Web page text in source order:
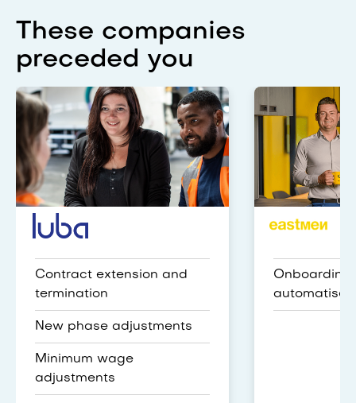
These companies
preceded you
Luba
Contract extension and
termination
New phase adjustments
Minimum wage
adjustments
Eastmen
Onboarding